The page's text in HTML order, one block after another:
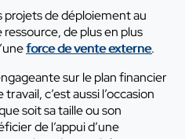
projets de déploiement au
de plus en plus
force de vente externe.
sur le plan financier
c’est aussi l’occasion
soit sa taille ou son
de l’appui d’une